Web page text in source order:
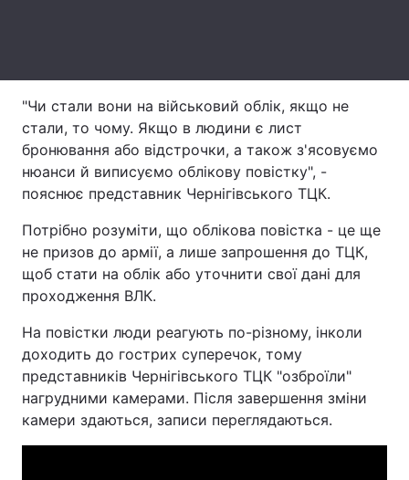
Тема оформлення
"Чи стали вони на військовий облік, якщо не
стали, то чому. Якщо в людини є лист
бронювання або відстрочки, а також з'ясовуємо
нюанси й виписуємо облікову повістку", -
пояснює представник Чернігівського ТЦК.
Потрібно розуміти, що облікова повістка - це ще
не призов до армії, а лише запрошення до ТЦК,
щоб стати на облік або уточнити свої дані для
проходження ВЛК.
На повістки люди реагують по-різному, інколи
доходить до гострих суперечок, тому
представників Чернігівського ТЦК "озброїли"
нагрудними камерами. Після завершення зміни
камери здаються, записи переглядаються.